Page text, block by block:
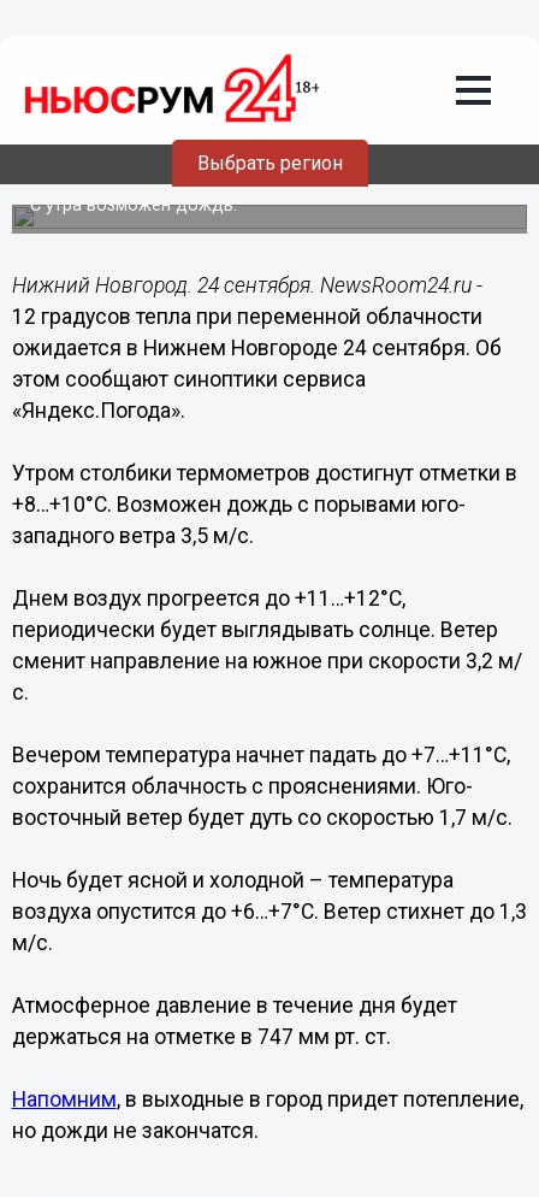
Выбрать регион
Тепло до +12°C и переменная
облачность ожидаются в Нижнем
Новгороде 24 сентября
С утра возможен дождь.
Нижний Новгород. 24 сентября. NewsRoom24.ru -
12 градусов тепла при переменной облачности
ожидается в Нижнем Новгороде 24 сентября. Об
этом сообщают синоптики сервиса
«Яндекс.Погода».
Утром столбики термометров достигнут отметки в
+8…+10°C. Возможен дождь с порывами юго-
западного ветра 3,5 м/с.
Днем воздух прогреется до +11…+12°C,
периодически будет выглядывать солнце. Ветер
сменит направление на южное при скорости 3,2 м/
с.
Вечером температура начнет падать до +7…+11°C,
сохранится облачность с прояснениями. Юго-
восточный ветер будет дуть со скоростью 1,7 м/с.
Ночь будет ясной и холодной – температура
воздуха опустится до +6…+7°C. Ветер стихнет до 1,3
м/с.
Атмосферное давление в течение дня будет
держаться на отметке в 747 мм рт. ст.
Напомним, в выходные в город придет потепление,
но дожди не закончатся.